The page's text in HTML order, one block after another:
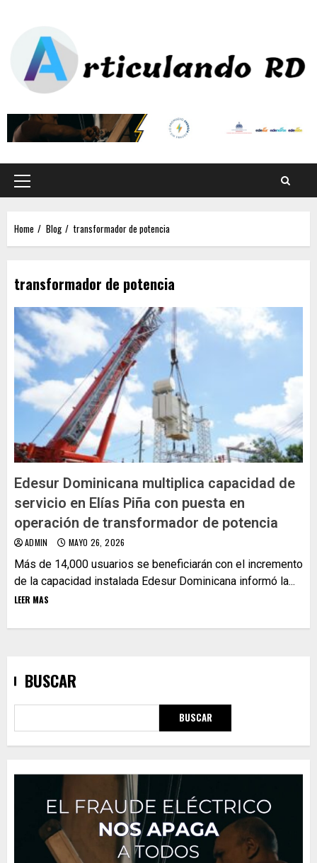
Home Blog transformador de potencia
transformador de potencia
Edesur Dominicana multiplica capacidad de
servicio en Elías Piña con puesta en
operación de transformador de potencia
ADMIN MAYO 26, 2026
Más de 14,000 usuarios se beneficiarán con el incremento
de la capacidad instalada Edesur Dominicana informó la...
LEER MAS
BUSCAR
BUSCAR